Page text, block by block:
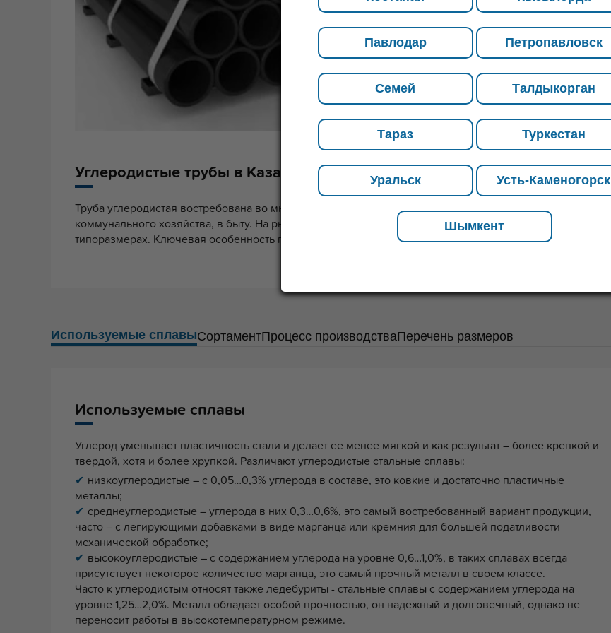
организуем доставку товара до
места назначения. Если Вас
интересуют объемы и скидки, а
позицию – позвоните нашим
менеджерам, они проконсультируют
насчет возможных вариантов.
Углеродистые трубы в Казахстане
Труба углеродистая востребована во многих отраслях промышленности, строительства, сельского и
коммунального хозяйства, в быту. На рынке продукт представлен в широком ассортименте в разных
типоразмерах. Ключевая особенность проката – он производится из сталей углеродистого типа.
Используемые сплавыСортаментПроцесс производстваПеречень размеров
Используемые сплавы
Углерод уменьшает пластичность стали и делает ее менее мягкой и как результат – более крепкой и
твердой, хотя и более хрупкой. Различают углеродистые стальные сплавы:
низкоуглеродистые – с 0,05…0,3% углерода в составе, это ковкие и достаточно пластичные
металлы;
среднеуглеродистые – углерода в них 0,3…0,6%, это самый востребованный вариант продукции,
часто – с легирующими добавками в виде марганца или кремния для большей податливости
механической обработке;
высокоуглеродистые – с содержанием углерода на уровне 0,6…1,0%, в таких сплавах всегда
присутствует некоторое количество марганца, это самый прочный металл в своем классе.
Часто к углеродистым относят также ледебуриты - стальные сплавы с содержанием углерода на
уровне 1,25…2,0%. Металл обладает особой прочностью, он надежный и долговечный, однако не
переносит работы в высокотемпературном режиме.
Павлодар Петропавловск
Семей Талдыкорган
Тараз Туркестан
Уральск Усть-Каменогорск
Шымкент